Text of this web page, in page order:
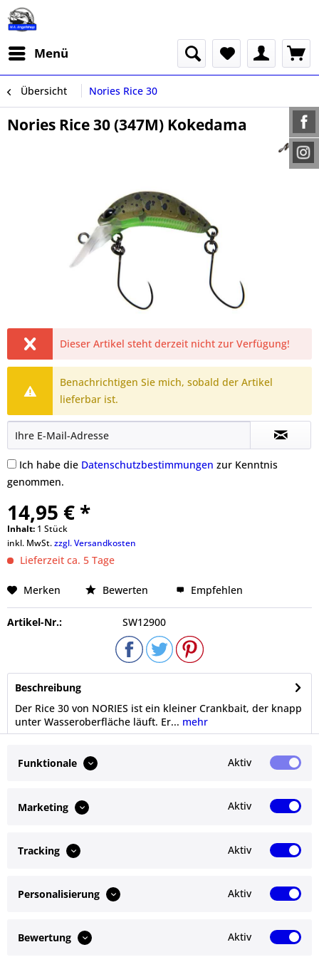
Menü
Übersicht Nories Rice 30
Nories Rice 30 (347M) Kokedama
Dieser Artikel steht derzeit nicht zur Verfügung!
Benachrichtigen Sie mich, sobald der Artikel
lieferbar ist.
Ich habe die Datenschutzbestimmungen zur Kenntnis
genommen.
14,95 € *
Inhalt: 1 Stück
inkl. MwSt.zzgl. Versandkosten
Lieferzeit ca. 5 Tage
Merken Bewerten Empfehlen
Artikel-Nr.: SW12900
Beschreibung
Der Rice 30 von NORIES ist ein kleiner Crankbait, der knapp
unter Wasseroberfläche läuft. Er... mehr
Bewertungen
0
Ähnliche Artikel
Kunden kauften auch
Service Hotline
Shop Service
Funktionale Aktiv
Marketing Aktiv
Tracking Aktiv
Personalisierung Aktiv
Bewertung Aktiv